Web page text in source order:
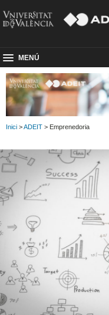
MENÚ
Inici >ADEIT > Emprenedoria